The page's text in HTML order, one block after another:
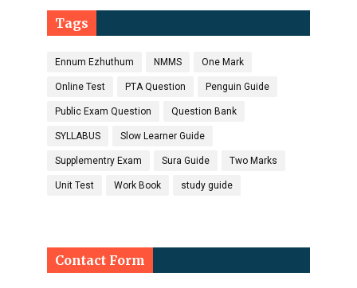
Tags
Ennum Ezhuthum NMMS One Mark
Online Test PTA Question Penguin Guide
Public Exam Question Question Bank
SYLLABUS Slow Learner Guide
Supplementry Exam Sura Guide Two Marks
Unit Test Work Book study guide
Contact Form